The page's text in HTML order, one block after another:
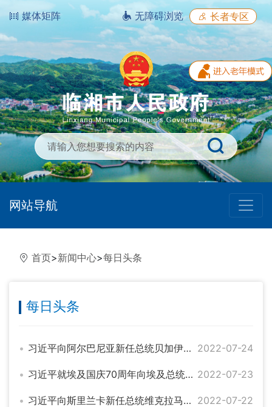
媒体矩阵 无障碍浏览 长者专区
网站导航
首页>新闻中心>每日头条
每日头条
习近平向阿尔巴尼亚新任总统贝加伊致贺电 2022-07-24
习近平就埃及国庆70周年向埃及总统塞西致贺电 2022-07-23
习近平向斯里兰卡新任总统维克拉马辛哈致贺电 2022-07-22